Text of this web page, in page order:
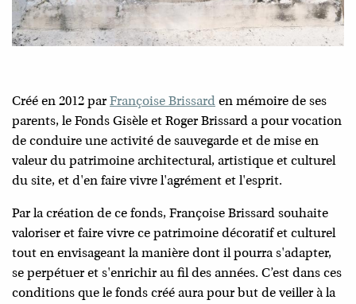
Créé en 2012 parFrançoise Brissard en mémoire de ses
parents, le Fonds Gisèle et Roger Brissard a pour vocation
de conduire une activité de sauvegarde et de mise en
valeur du patrimoine architectural, artistique et culturel
du site, et d'en faire vivre l'agrément et l'esprit.
Par la création de ce fonds, Françoise Brissard souhaite
valoriser et faire vivre ce patrimoine décoratif et culturel
tout en envisageant la manière dont il pourra s'adapter,
se perpétuer et s'enrichir au fil des années. C’est dans ces
conditions que le fonds créé aura pour but de veiller à la